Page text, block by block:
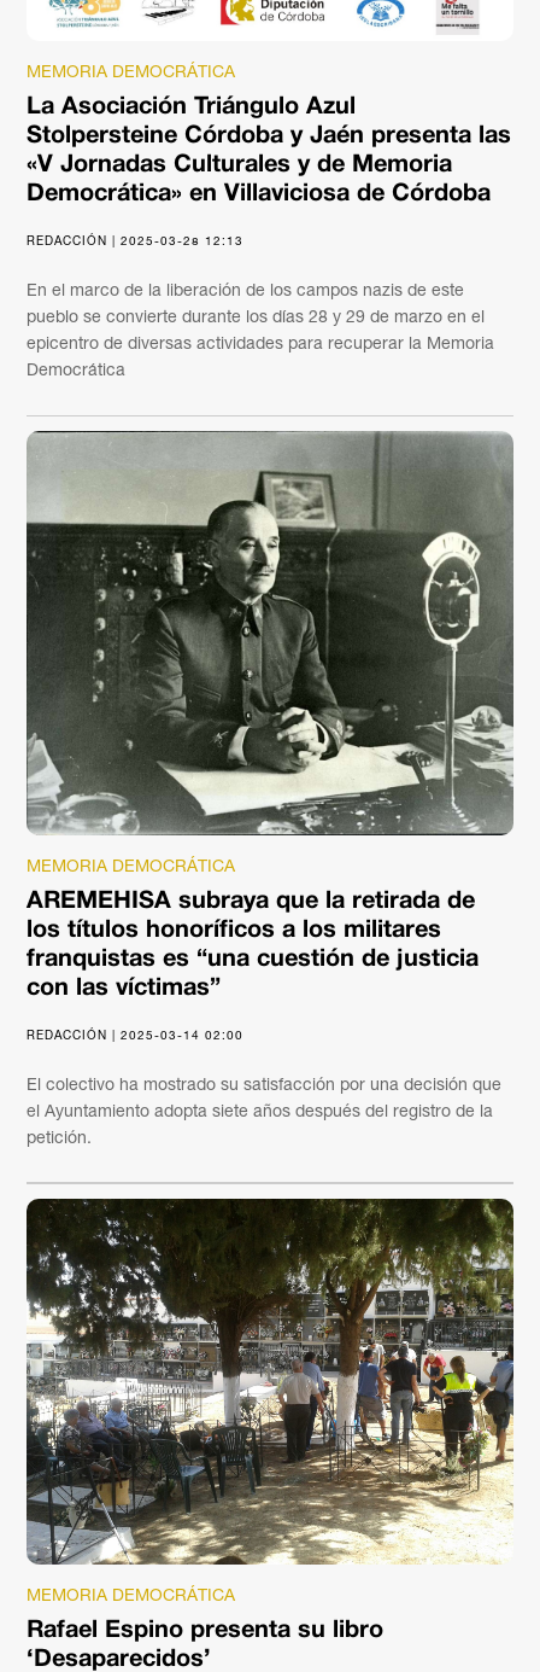
MEMORIA DEMOCRÁTICA
La Asociación Triángulo Azul
Stolpersteine Córdoba y Jaén presenta las
«V Jornadas Culturales y de Memoria
Democrática» en Villaviciosa de Córdoba
REDACCIÓN | 2025-03-28 12:13
En el marco de la liberación de los campos nazis de este
pueblo se convierte durante los días 28 y 29 de marzo en el
epicentro de diversas actividades para recuperar la Memoria
Democrática
MEMORIA DEMOCRÁTICA
AREMEHISA subraya que la retirada de
los títulos honoríficos a los militares
franquistas es “una cuestión de justicia
con las víctimas”
REDACCIÓN | 2025-03-14 02:00
El colectivo ha mostrado su satisfacción por una decisión que
el Ayuntamiento adopta siete años después del registro de la
petición.
MEMORIA DEMOCRÁTICA
Rafael Espino presenta su libro
‘Desaparecidos’